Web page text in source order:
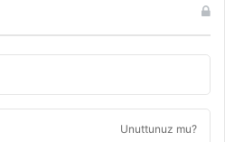
Unuttunuz mu?